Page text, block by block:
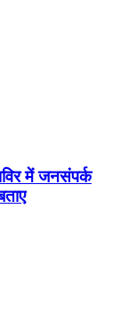
में जनसंपर्क